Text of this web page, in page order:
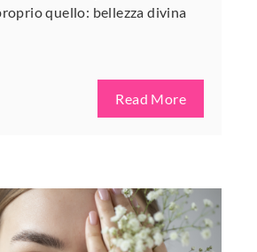
quello: bellezza divina
Read More